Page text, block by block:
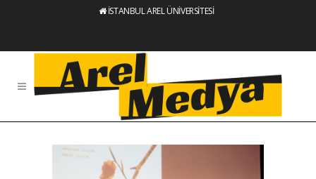
İSTANBUL AREL ÜNİVERSİTESİ